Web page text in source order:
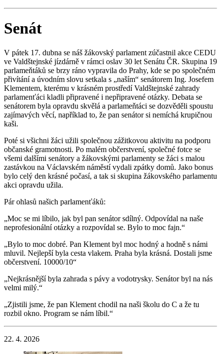
Senát
V pátek 17. dubna se náš žákovský parlament zúčastnil akce CEDU
ve Valdštejnské jízdárně v rámci oslav 30 let Senátu ČR. Skupina 19
parlameňtáků se brzy ráno vypravila do Prahy, kde se po společném
přivítání a úvodním slovu setkala s „naším“ senátorem Ing. Josefem
Klementem, kterému v krásném prostředí Valdštejnské zahrady
parlamenťáci kladli připravené i nepřipravené otázky. Debata se
senátorem byla opravdu skvělá a parlameňtáci se dozvěděli spoustu
zajímavých věcí, například to, že pan senátor si nemíchá krupičnou
kaši.
Poté si všichni žáci užili společnou zážitkovou aktivitu na podporu
občanské gramotnosti. Po malém občerstvení, společné fotce se
všemi dalšími senátory a žákovskými parlamenty se žáci s malou
zastávkou na Václavském náměstí vydali zpátky domů. Jako bonus
bylo celý den krásné počasí, a tak si skupina žákovského parlamentu
akci opravdu užila.
Pár ohlasů našich parlamenťáků:
„Moc se mi líbilo, jak byl pan senátor sdílný. Odpovídal na naše
neprofesionální otázky a rozpovídal se. Bylo to moc fajn.“
„Bylo to moc dobré. Pan Klement byl moc hodný a hodně s námi
mluvil. Nejlepší byla cesta vlakem. Praha byla krásná. Dostali jsme
občerstvení. 10000/10“
„Nejkrásnější byla zahrada s pávy a vodotrysky. Senátor byl na nás
velmi milý.“
„Zjistili jsme, že pan Klement chodil na naši školu do C a že tu
rozbil okno. Program se nám líbil.“
22. 4. 2026